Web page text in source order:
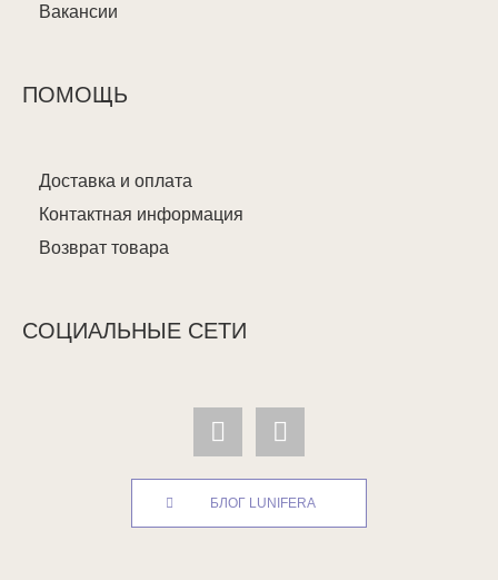
Вакансии
ПОМОЩЬ
Доставка и оплата
Контактная информация
Возврат товара
СОЦИАЛЬНЫЕ СЕТИ
БЛОГ LUNIFERA